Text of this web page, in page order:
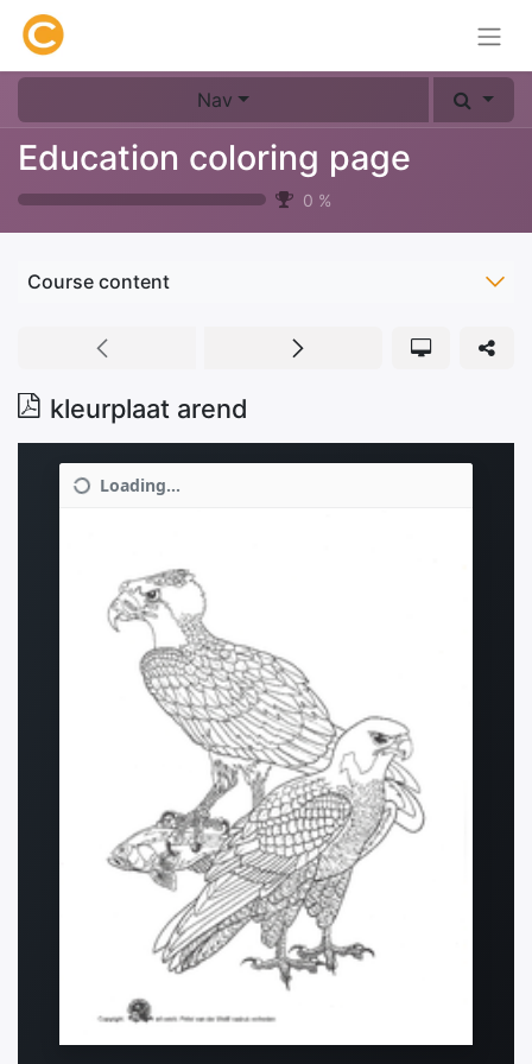
Nav
Education coloring page
0 %
Course content
kleurplaat arend